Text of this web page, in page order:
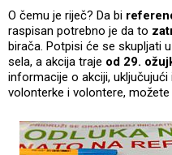
O čemu je riječ? Da bi
raspisan potrebno je da to
birača. Potpisi će se skupljati
sela, a akcija traje od 29.
informacije o akciji,
volonterke i volontere, možete